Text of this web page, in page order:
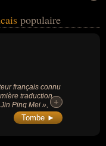
peuvent
populaire
français connu
traduction
Ping Mei »,
érotique
1610.
+
+
Tombe ►